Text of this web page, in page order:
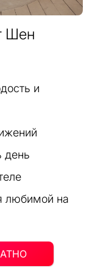
Шен
и
день
любимой на